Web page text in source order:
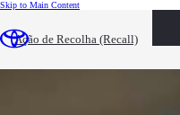
Skip to Main Content(Press Enter)
Ação de Recolha (Recall)